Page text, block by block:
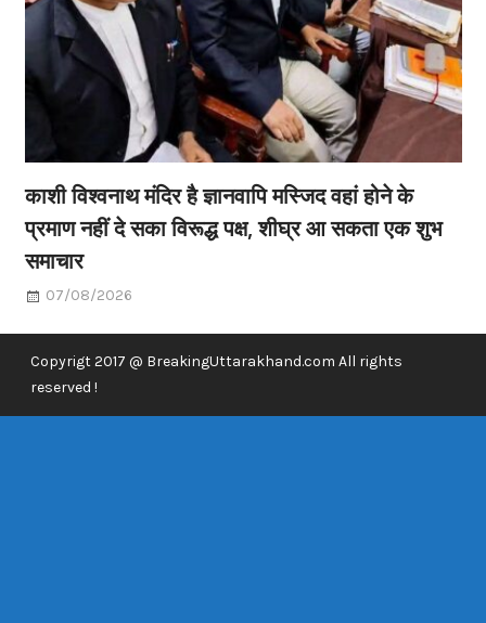
काशी विश्वनाथ मंदिर है ज्ञानवापि मस्जिद वहां होने के
प्रमाण नहीं दे सका विरूद्ध पक्ष, शीघ्र आ सकता एक शुभ
समाचार
07/08/2026
Copyrigt 2017 @ BreakingUttarakhand.com All rights
reserved !